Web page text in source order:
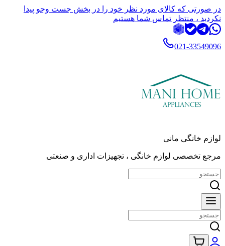
در صورتی که کالای مورد نظر خود را در بخش جست وجو پیدا
نکردید ، منتظر تماس شما هستیم
021-33549096
لوازم خانگی مانی
مرجع تخصصی لوازم خانگی ، تجهیزات اداری و صنعتی